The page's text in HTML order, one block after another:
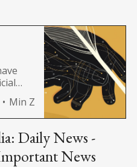
a
Min Z
Daily News -
News